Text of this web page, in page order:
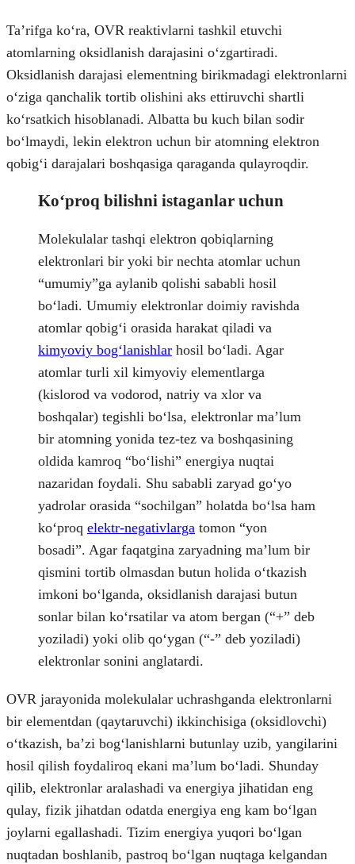
Taʼrifga koʻra, OVR reaktivlarni tashkil etuvchi
atomlarning oksidlanish darajasini oʻzgartiradi.
Oksidlanish darajasi elementning birikmadagi elektronlarni
oʻziga qanchalik tortib olishini aks ettiruvchi shartli
koʻrsatkich hisoblanadi. Albatta bu kuch bilan sodir
boʻlmaydi, lekin elektron uchun bir atomning elektron
qobigʻi darajalari boshqasiga qaraganda qulayroqdir.
Koʻproq bilishni istaganlar uchun
Molekulalar tashqi elektron qobiqlarning
elektronlari bir yoki bir nechta atomlar uchun
“umumiy”ga aylanib qolishi sababli hosil
boʻladi. Umumiy elektronlar doimiy ravishda
atomlar qobigʻi orasida harakat qiladi va
kimyoviy bogʻlanishlar hosil boʻladi. Agar
atomlar turli xil kimyoviy elementlarga
(kislorod va vodorod, natriy va xlor va
boshqalar) tegishli boʻlsa, elektronlar maʼlum
bir atomning yonida tez-tez va boshqasining
oldida kamroq “boʻlishi” energiya nuqtai
nazaridan foydali. Shu sababli zaryad goʻyo
yadrolar orasida “sochilgan” holatda boʻlsa ham
koʻproq elektr-negativlarga tomon “yon
bosadi”. Agar faqatgina zaryadning maʼlum bir
qismini tortib olmasdan butun holida oʻtkazish
imkoni boʻlganda, oksidlanish darajasi butun
sonlar bilan koʻrsatilar va atom bergan (“+” deb
yoziladi) yoki olib qoʻygan (“-” deb yoziladi)
elektronlar sonini anglatardi.
OVR jarayonida molekulalar uchrashganda elektronlarni
bir elementdan (qaytaruvchi) ikkinchisiga (oksidlovchi)
oʻtkazish, baʼzi bogʻlanishlarni butunlay uzib, yangilarini
hosil qilish foydaliroq ekani maʼlum boʻladi. Shunday
qilib, elektronlar aralashadi va energiya jihatidan eng
qulay, fizik jihatdan odatda energiya eng kam boʻlgan
joylarni egallashadi. Tizim energiya yuqori boʻlgan
nuqtadan boshlanib, pastroq boʻlgan nuqtaga kelgandan